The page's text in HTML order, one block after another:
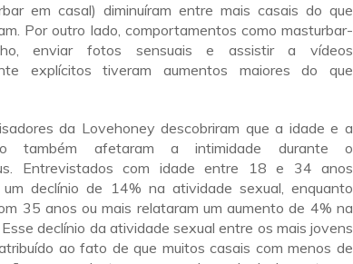
em casal) diminuíram entre mais casais do que
Por outro lado, comportamentos como masturbar-
enviar fotos sensuais e assistir a vídeos
explícitos tiveram aumentos maiores do que
da Lovehoney descobriram que a idade e a
também afetaram a intimidade durante o
Entrevistados com idade entre 18 e 34 anos
um declínio de 14% na atividade sexual, enquanto
35 anos ou mais relataram um aumento de 4% na
declínio da atividade sexual entre os mais jovens
ao fato de que muitos casais com menos de